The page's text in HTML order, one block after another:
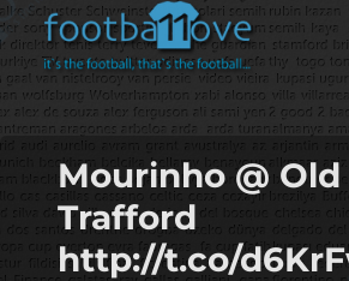
footbaLLove
Mourinho @ Old
Trafford
http://t.co/